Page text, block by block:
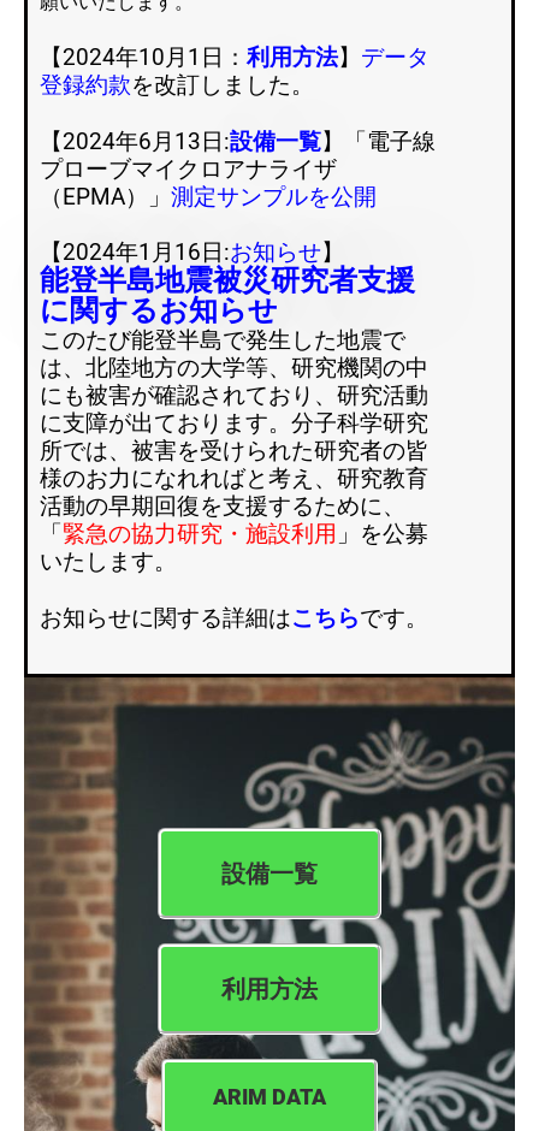
【2024年10月1日：利用方法】 データ
登録約款を改訂しました。
【2024年6月13日:設備一覧】「電子線
プローブマイクロアナライザ
（EPMA）」 測定サンプルを公開
【2024年1月16日:お知らせ】
能登半島地震被災研究者支援
に関するお知らせ
このたび能登半島で発生した地震で
は、北陸地方の大学等、研究機関の中
にも被害が確認されており、研究活動
に支障が出ております。分子科学研究
所では、被害を受けられた研究者の皆
様のお力になれればと考え、研究教育
活動の早期回復を支援するために、
「 緊急の協力研究・施設利用 」を公募
いたします。
お知らせに関する詳細はこちらです。
設備一覧
利用方法
ARIM DATA